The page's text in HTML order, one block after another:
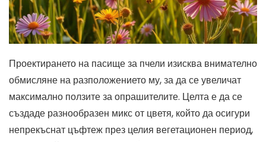
Проектирането на пасище за пчели изисква внимателно
обмисляне на разположението му, за да се увеличат
максимално ползите за опрашителите. Целта е да се
създаде разнообразен микс от цветя, който да осигури
непрекъснат цъфтеж през целия вегетационен период,